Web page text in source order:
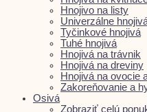
Hnojivo na listy
Univerzálne
Tyčinkové hnojivá
Tuhé hnojivá
Hnojivá na trávnik
Hnojivá na dreviny
Hnojivá na ovocie
Zakoreňovanie a
Osivá
Zobraziť celú